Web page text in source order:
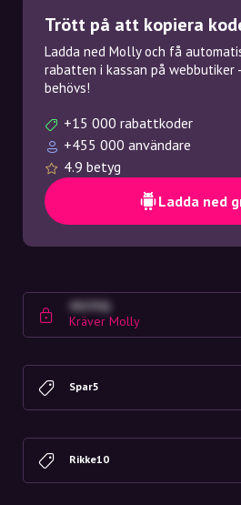
Trött på att kopiera
Ladda ned Molly och få
rabatten i kassan på webbutiker
behövs!
+15 000 rabattkoder
+455 000 användare
4.9 betyg
Ladda ned
4G23SQ
Kräver Molly
Spar5
Rikke10